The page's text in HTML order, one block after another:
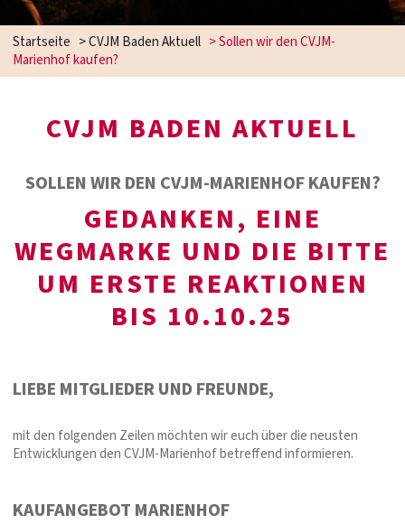
Startseite >CVJM Baden Aktuell >Sollen wir den CVJM-
Marienhof kaufen?
CVJM BADEN AKTUELL
SOLLEN WIR DEN CVJM-MARIENHOF KAUFEN?
GEDANKEN, EINE
WEGMARKE UND DIE BITTE
UM ERSTE REAKTIONEN
BIS 10.10.25
LIEBE MITGLIEDER UND FREUNDE,
mit den folgenden Zeilen möchten wir euch über die neusten
Entwicklungen den CVJM-Marienhof betreffend informieren.
KAUFANGEBOT MARIENHOF